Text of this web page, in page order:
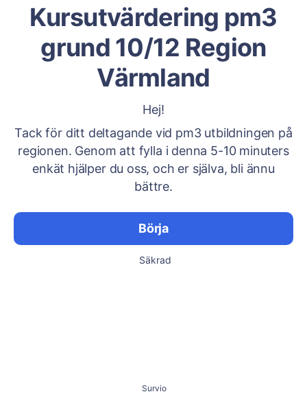
Kursutvärdering pm3
grund 10/12 Region
Värmland
Hej!
Tack för ditt deltagande vid pm3 utbildningen på
regionen. Genom att fylla i denna 5-10 minuters
enkät hjälper du oss, och er själva, bli ännu
bättre.
Börja
Säkrad
Survio